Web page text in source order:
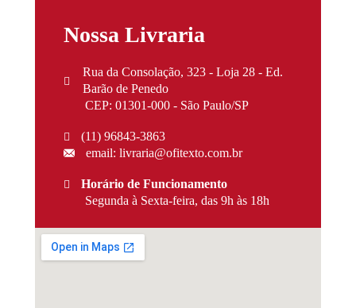
Nossa Livraria
Rua da Consolação, 323 - Loja 28 - Ed.
Barão de Penedo
CEP: 01301-000 - São Paulo/SP
(11) 96843-3863
email: livraria@ofitexto.com.br
Horário de Funcionamento
Segunda à Sexta-feira, das 9h às 18h